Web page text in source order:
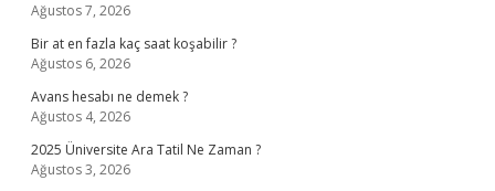
Ağustos 7, 2026
Bir at en fazla kaç saat koşabilir ?
Ağustos 6, 2026
Avans hesabı ne demek ?
Ağustos 4, 2026
2025 Üniversite Ara Tatil Ne Zaman ?
Ağustos 3, 2026